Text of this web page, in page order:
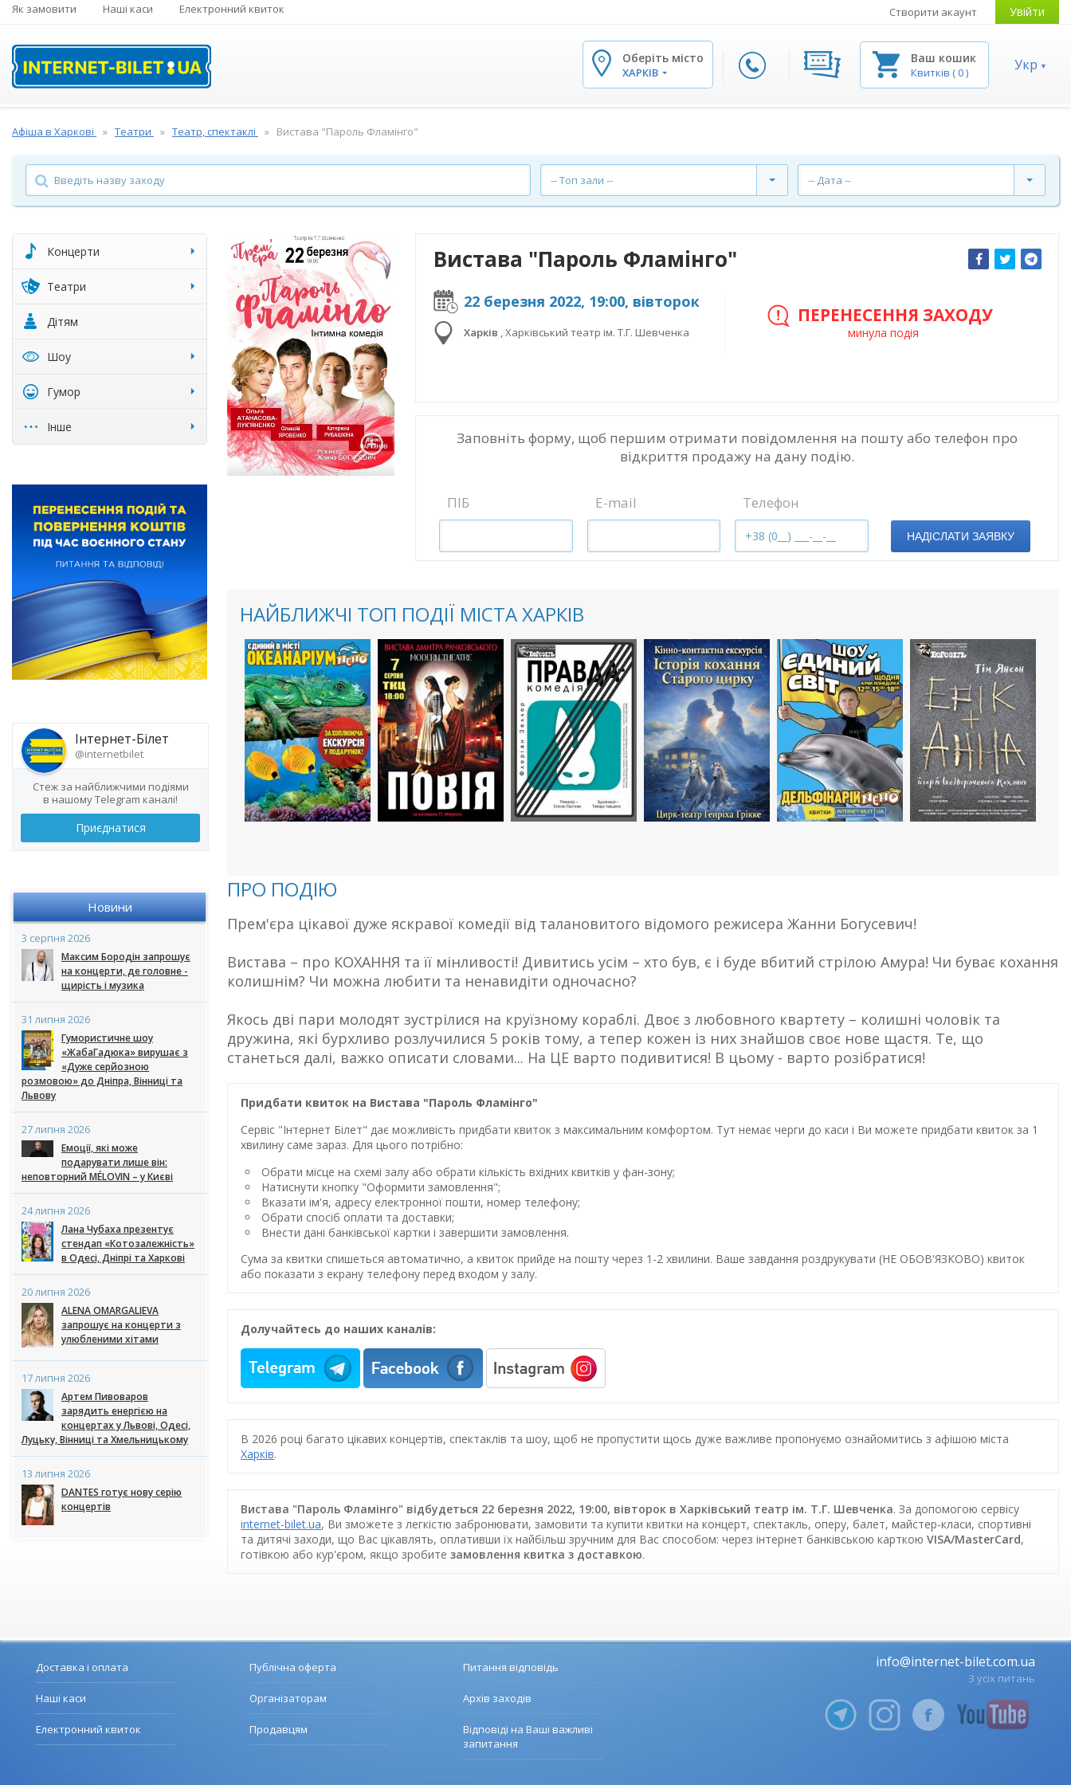
Як замовити Наші каси Електронний квиток Створити акаунт Увійти
Оберіть місто
ХАРКІВ
Ваш кошик
Квитків (0) Укр
Афіша в Харкові Театри Театр, спектаклі Вистава "Пароль Фламінго"
-- Топ зали -- -- Дата --
Концерти
Театри
Дітям
Шоу
Гумор
Інше
Інтернет-Білет
@internetbilet
Стеж за найближчими подіями
в нашому Telegram каналі!
Приєднатися
Новини
3 серпня 2026
Максим Бородін запрошує
на концерти, де головне -
щирість і музика
31 липня 2026
Гумористичне шоу
«ЖабаГадюка» вирушає з
«Дуже серйозною
розмовою» до Дніпра, Вінниці та
Львову
27 липня 2026
Емоції, які може
подарувати лише він:
неповторний MÉLOVIN – у Києві
24 липня 2026
Лана Чубаха презентує
стендап «Котозалежність»
в Одесі, Дніпрі та Харкові
20 липня 2026
ALENA OMARGALIEVA
запрошує на концерти з
улюбленими хітами
17 липня 2026
Артем Пивоваров
зарядить енергією на
концертах у Львові, Одесі,
Луцьку, Вінниці та Хмельницькому
13 липня 2026
DANTES готує нову серію
концертів
Вистава "Пароль Фламінго"
22 березня 2022, 19:00, вівторок
Харків ,Харківський театр ім. Т.Г. Шевченка
ПЕРЕНЕСЕННЯ ЗАХОДУ
минула подія
Заповніть форму, щоб першим отримати повідомлення на пошту або телефон про
відкриття продажу на дану подію.
ПІБ E-mail Телефон
НАДІСЛАТИ ЗАЯВКУ
НАЙБЛИЖЧІ ТОП ПОДІЇ МІСТА ХАРКІВ
ПРО ПОДІЮ
Прем'єра цікавої дуже яскравої комедії від талановитого відомого режисера Жанни Богусевич!
Вистава – про КОХАННЯ та її мінливості! Дивитись усім – хто був, є і буде вбитий стрілою Амура! Чи буває кохання
колишнім? Чи можна любити та ненавидіти одночасно?
Якось дві пари молодят зустрілися на круїзному кораблі. Двоє з любовного квартету – колишні чоловік та
дружина, які бурхливо розлучилися 5 років тому, а тепер кожен із них знайшов своє нове щастя. Те, що
станеться далі, важко описати словами... На ЦЕ варто подивитися! В цьому - варто розібратися!
Придбати квиток на Вистава "Пароль Фламінго"
Сервіс "Інтернет Білет" дає можливість придбати квиток з максимальним комфортом. Тут немає черги до каси і Ви можете придбати квиток за 1
хвилину саме зараз. Для цього потрібно:
Обрати місце на схемі залу або обрати кількість вхідних квитків у фан-зону;
Натиснути кнопку "Оформити замовлення";
Вказати ім'я, адресу електронної пошти, номер телефону;
Обрати спосіб оплати та доставки;
Внести дані банківської картки і завершити замовлення.
Сума за квитки спишеться автоматично, а квиток прийде на пошту через 1-2 хвилини. Ваше завдання роздрукувати (НЕ ОБОВ'ЯЗКОВО) квиток
або показати з екрану телефону перед входом у залу.
Долучайтесь до наших каналів:
В 2026 році багато цікавих концертів, спектаклів та шоу, щоб не пропустити щось дуже важливе пропонуємо ознайомитись з афішою міста
Харків.
Вистава "Пароль Фламінго" відбудеться 22 березня 2022, 19:00, вівторок в Харківський театр ім. Т.Г. Шевченка. За допомогою сервісу
internet-bilet.ua, Ви зможете з легкістю забронювати, замовити та купити квитки на концерт, спектакль, оперу, балет, майстер-класи, спортивні
та дитячі заходи, що Вас цікавлять, оплативши їх найбільш зручним для Вас способом: через інтернет банківською карткою VISA/MasterCard,
готівкою або кур'єром, якщо зробите замовлення квитка з доставкою.
Доставка і оплата
Наші каси
Електронний квиток
Публічна оферта
Організаторам
Продавцям
Питання відповідь
Архів заходів
Відповіді на Ваші важливі
запитання
info@internet-bilet.com.ua
З усіх питань